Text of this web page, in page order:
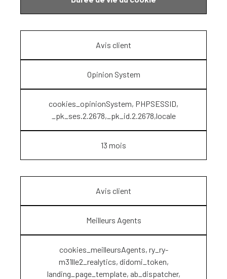
Avis client
Opinion System
cookies_opinionSystem, PHPSESSID,
_pk_ses.2.2678,_pk_id.2.2678,locale
13 mois
Avis client
Meilleurs Agents
cookies_meilleursAgents, ry_ry-
m31lle2_realytics, didomi_token,
landing_page_template, ab_dispatcher,